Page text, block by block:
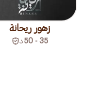
زهور ريحانة
35 - 50 د